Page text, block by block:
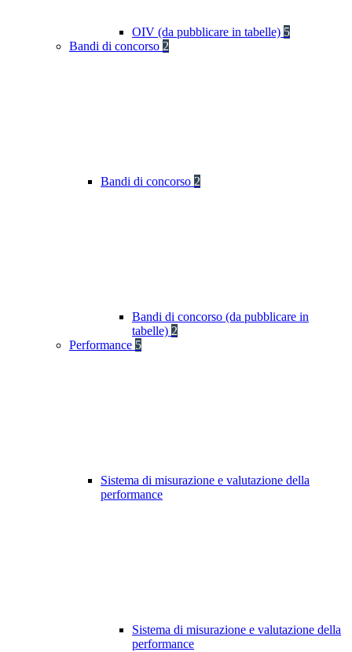
OIV (da pubblicare in tabelle) 5
Bandi di concorso 2
Bandi di concorso 2
Bandi di concorso (da pubblicare in
tabelle) 2
Performance 5
Sistema di misurazione e valutazione della
performance
Sistema di misurazione e valutazione della
performance